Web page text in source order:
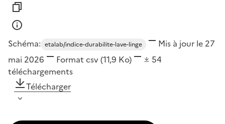
Schéma: etalab/indice-durabilite-lave-linge
Mis à jour le 27
mai 2026
Format csv(11,9 Ko)
54
téléchargements
Télécharger